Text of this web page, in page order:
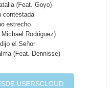
(Feat. Goyo)
contestada
estrecho
Rodriguez)
el Señor
(Feat. Dennisse)
USERSCLOUD